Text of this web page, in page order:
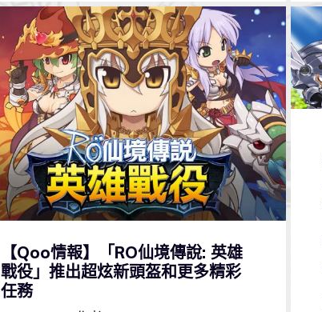
【Qoo情報】「RO仙境傳說: 英雄
戰役」推出超炫新頭盔和更多精彩
任務